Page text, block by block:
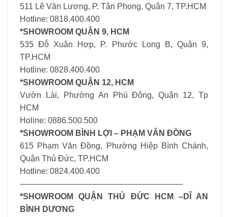
511 Lê Văn Lương, P. Tân Phong, Quận 7, TP.HCM
Hotline: 0818.400.400
*SHOWROOM QUẬN 9, HCM
535 Đỗ Xuân Hợp, P. Phước Long B, Quận 9,
TP.HCM
Hotline: 0828.400.400
*SHOWROOM QUẬN 12, HCM
Vườn Lài, Phường An Phú Đông, Quận 12, Tp
HCM
Holine: 0886.500.500
*SHOWROOM BÌNH LỢI – PHẠM VĂN ĐỒNG
615 Phạm Văn Đồng, Phường Hiệp Bình Chánh,
Quận Thủ Đức, TP.HCM
Hotline: 0824.400.400
————————————————————
*SHOWROOM QUẬN THỦ ĐỨC HCM –DĨ AN
BÌNH DƯƠNG